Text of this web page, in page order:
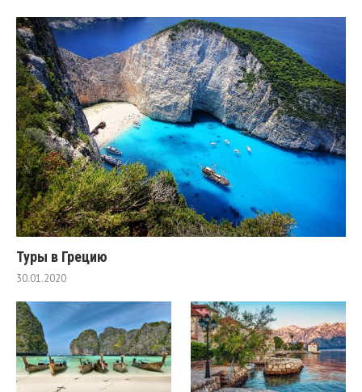
Туры в Грецию
30.01.2020